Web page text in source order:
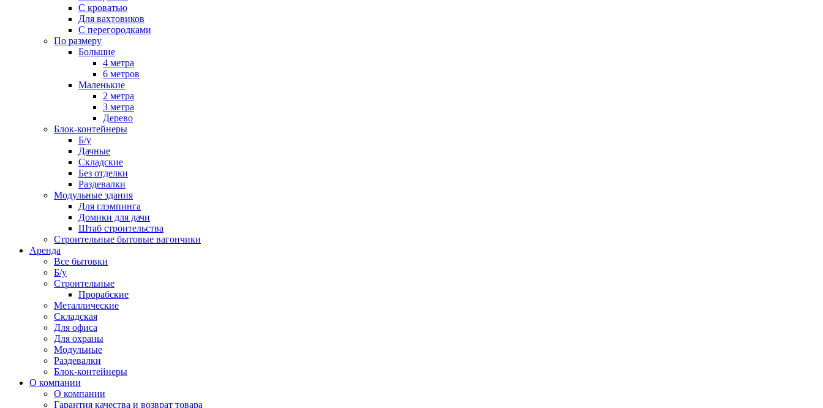
С кроватью
Для вахтовиков
С перегородками
По размеру
Большие
4 метра
6 метров
Маленькие
2 метра
3 метра
Дерево
Блок-контейнеры
Б/у
Дачные
Складские
Без отделки
Раздевалки
Модульные здания
Для глэмпинга
Домики для дачи
Штаб строительства
Строительные бытовые вагончики
Аренда
Все бытовки
Б/у
Строительные
Прорабские
Металлические
Складская
Для офиса
Для охраны
Модульные
Раздевалки
Блок-контейнеры
О компании
О компании
Гарантия качества и возврат товара